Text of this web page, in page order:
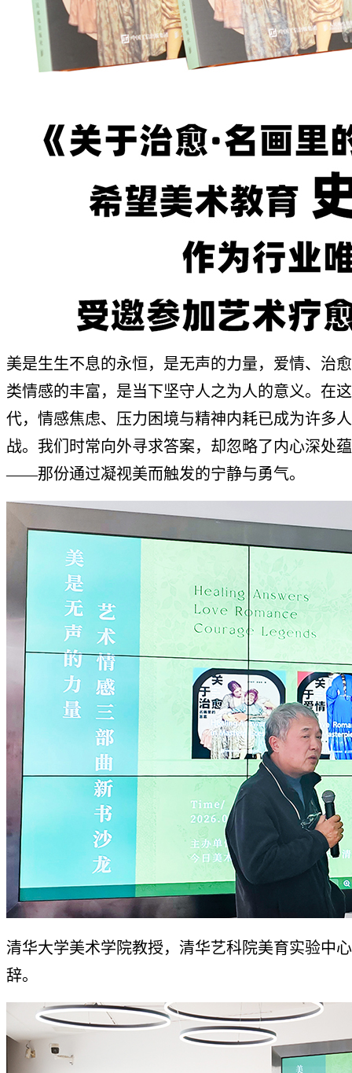
美是生生不息的永恒，是无声的力量，爱情、治
类情感的丰富，是当下坚守人之为人的意义。在
代，情感焦虑、压力困境与精神内耗已成为许多
战。我们时常向外寻求答案，却忽略了内心深处
——那份通过凝视美而触发的宁静与勇气。
清华大学美术学院教授，清华艺科院美育实验中
辞。